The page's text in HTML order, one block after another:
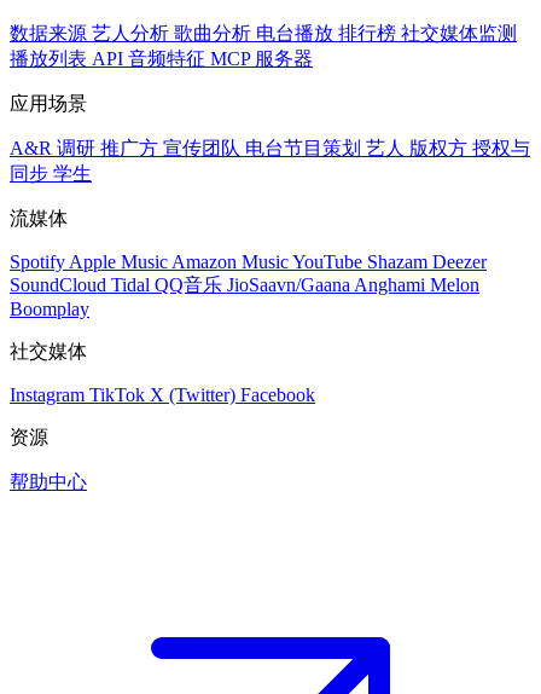
数据来源 艺人分析 歌曲分析 电台播放 排行榜 社交媒体监测
播放列表 API 音频特征 MCP 服务器
应用场景
A&R 调研 推广方 宣传团队 电台节目策划 艺人 版权方 授权与
同步 学生
流媒体
Spotify Apple Music Amazon MusicYouTube Shazam Deezer
SoundCloud Tidal QQ音乐 JioSaavn/Gaana Anghami Melon
Boomplay
社交媒体
Instagram TikTok X (Twitter) Facebook
资源
帮助中心